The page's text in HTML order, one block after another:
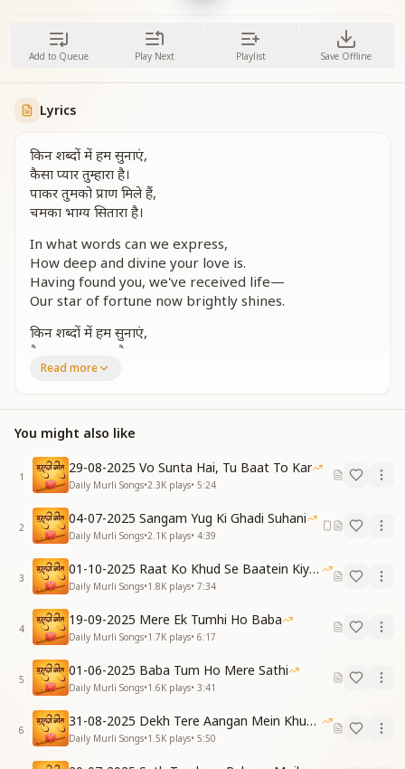
Add to Queue Play Next Playlist Save Offline
Lyrics
किन शब्दों में हम सुनाएं,
कैसा प्यार तुम्हारा है।
पाकर तुमको प्राण मिले हैं,
चमका भाग्य सितारा है।
In what words can we express,
How deep and divine your love is.
Having found you, we've received life—
Our star of fortune now brightly shines.
किन शब्दों में हम सुनाएं,
कैसा भाग्य हमारा है।
मिल गयी है मंज़िल हमको,
The wonder of our fortune now.
We've found our final destination—
A true support we've found somehow.
[VERSE 1]
तुम हो बाबा मेरे शिक्षक,
सामने बैठ पढ़ाते हो।
तुम हो बाबा मेरे प्रीतम,
गुल गुल मुझे बनाते हो।
You, Baba, are my teacher divine,
You sit before me, making knowledge shine.
You are my Beloved, gentle and true,
You shape me like a fragrant bloom anew.
तुम हो बाबा रूप बसंत,
रतनों से सजाते हो।
तुम ही मुझको शक्ति देते,
तुम ही मुक्त कराते हो।
Read more
You might also like
1
29-08-2025 Vo Sunta Hai, Tu Baat To Kar
Daily Murli Songs•2.3K plays• 5:24
2
04-07-2025 Sangam Yug Ki Ghadi Suhani
Daily Murli Songs•2.1K plays• 4:39
3
01-10-2025 Raat Ko Khud Se Baatein Kiya Kijiye
Daily Murli Songs•1.8K plays• 7:34
4
19-09-2025 Mere Ek Tumhi Ho Baba
Daily Murli Songs•1.7K plays• 6:17
5
01-06-2025 Baba Tum Ho Mere Sathi
Daily Murli Songs•1.6K plays• 3:41
6
31-08-2025 Dekh Tere Aangan Mein Khud Bhagwan
Daily Murli Songs•1.5K plays• 5:50